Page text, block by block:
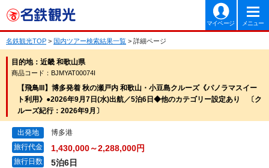
マイページ メニュー
名鉄観光TOP > 国内ツアー検索結果一覧 > 詳細ページ
目的地：近畿 和歌山県
商品コード：BJMYAT00074I
【飛鳥III】博多発着 秋の瀬戸内 和歌山・小豆島クルーズ《パノラマスイー
ト利用》●2026年9月7日(水)出航／5泊6日◆他のカテゴリー設定あり 〔ク
ルーズ紀行：2026年9月〕
出発地
博多港
旅行代金
1,430,000～2,288,000円
旅行日数 5泊6日